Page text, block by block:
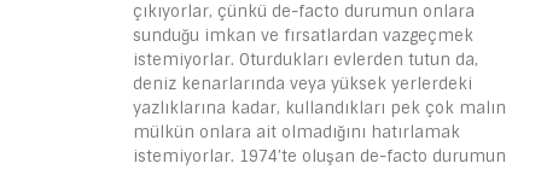
çıkıyorlar, çünkü de-facto durumun onlara
sunduğu imkan ve fırsatlardan vazgeçmek
istemiyorlar. Oturdukları evlerden tutun da,
deniz kenarlarında veya yüksek yerlerdeki
yazlıklarına kadar, kullandıkları pek çok malın
mülkün onlara ait olmadığını hatırlamak
istemiyorlar. 1974’te oluşan de-facto durumun